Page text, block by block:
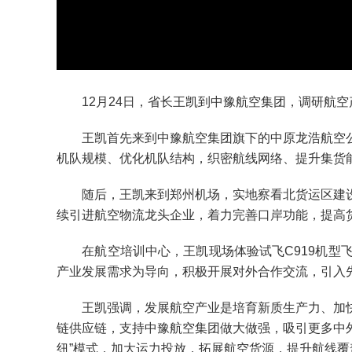
12月24日，省长王凯到中豫航空集团，调研航空
王凯首先来到中豫航空集团旗下的中原龙浩航空
机队规模、优化机队结构，织密航线网络、提升集
随后，王凯来到郑州机场，实地察看北货运区建
续引进航空物流龙头企业，着力完善口岸功能，提
在航空培训中心，王凯现场体验试飞C919机型飞
产业发展需求为导向，积极开展对外合作交流，引
王凯强调，发展航空产业是培育新质生产力、加
链供应链，支持中豫航空集团做大做强，吸引更多
纽”模式，加大运力投放，拓展航空货源，提升航线